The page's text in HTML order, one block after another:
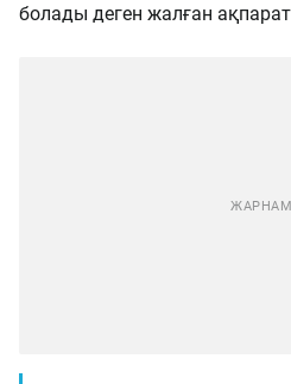
болады деген жалған